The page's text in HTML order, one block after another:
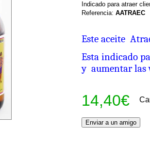
Indicado para atraer
Referencia: AATRAEC
Este aceite
Esta indicado
y aumentar las
14,40€